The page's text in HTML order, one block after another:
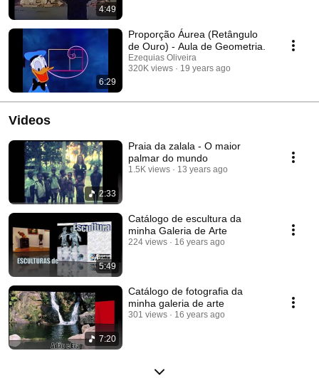
4:49
6:29
Proporção Áurea (Retângulo
de Ouro) - Aula de Geometria.
Ezequias Oliveira
320K views
19 years ago
Videos
2:33
Praia da zalala - O maior
palmar do mundo
1.5K views 13 years ago
5:49
Catálogo de escultura da
minha Galeria de Arte
224 views 16 years ago
7:20
Catálogo de fotografia da
minha galeria de arte
301 views 16 years ago